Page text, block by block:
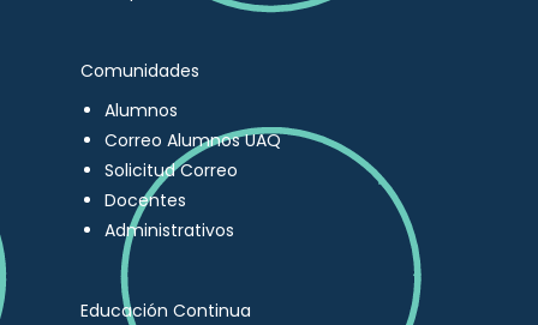
Comunidades
Alumnos
Correo Alumnos UAQ
Solicitud Correo
Docentes
Administrativos
Educación Continua